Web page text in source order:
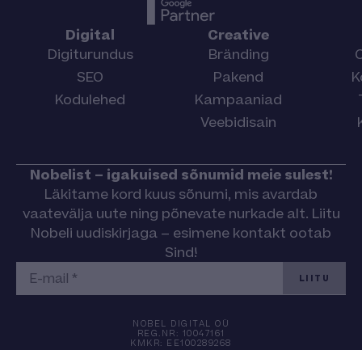
Digital
Digiturundus
SEO
Kodulehed
Creative
Bränding
Pakend
Kampaaniad
Veebidisain
Nobelist – igakuised sõnumid meie sulest!
Läkitame kord kuus sõnumi, mis avardab
vaatevälja uute ning põnevate nurkade alt. Liitu
Nobeli uudiskirjaga – esimene kontakt ootab
Sind!
LIITU
NOBEL DIGITAL OÜ
REG.NR: 10047161
KMKR: EE100289268